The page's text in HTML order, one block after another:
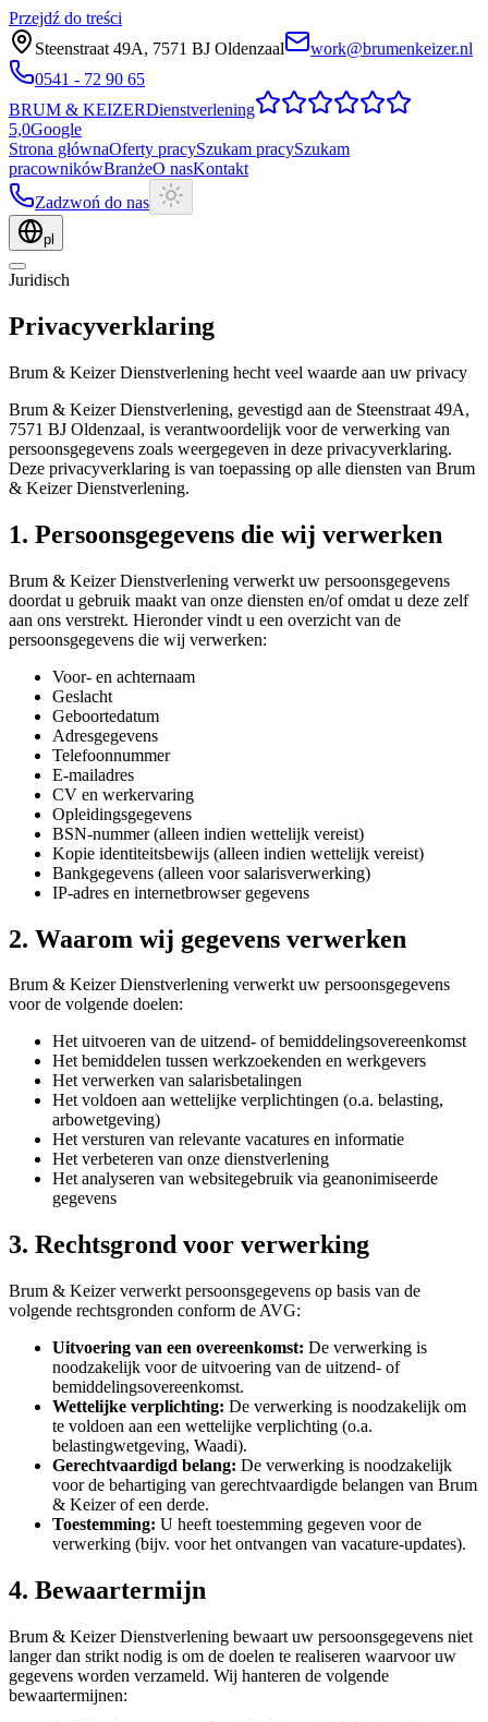
Przejdź do treści
Steenstraat 49A, 7571 BJ Oldenzaal
work@brumenkeizer.nl
0541 - 72 90 65
BRUM & KEIZERDienstverlening
5,0Google
Strona głównaOferty pracySzukam pracySzukam
pracownikówBranżeO nasKontakt
Zadzwoń do nas
pl
Juridisch
Privacyverklaring
Brum & Keizer Dienstverlening hecht veel waarde aan uw privacy
Brum & Keizer Dienstverlening, gevestigd aan de Steenstraat 49A,
7571 BJ Oldenzaal, is verantwoordelijk voor de verwerking van
persoonsgegevens zoals weergegeven in deze privacyverklaring.
Deze privacyverklaring is van toepassing op alle diensten van Brum
& Keizer Dienstverlening.
1. Persoonsgegevens die wij verwerken
Brum & Keizer Dienstverlening verwerkt uw persoonsgegevens
doordat u gebruik maakt van onze diensten en/of omdat u deze zelf
aan ons verstrekt. Hieronder vindt u een overzicht van de
persoonsgegevens die wij verwerken:
Voor- en achternaam
Geslacht
Geboortedatum
Adresgegevens
Telefoonnummer
E-mailadres
CV en werkervaring
Opleidingsgegevens
BSN-nummer (alleen indien wettelijk vereist)
Kopie identiteitsbewijs (alleen indien wettelijk vereist)
Bankgegevens (alleen voor salarisverwerking)
IP-adres en internetbrowser gegevens
2. Waarom wij gegevens verwerken
Brum & Keizer Dienstverlening verwerkt uw persoonsgegevens
voor de volgende doelen:
Het uitvoeren van de uitzend- of bemiddelingsovereenkomst
Het bemiddelen tussen werkzoekenden en werkgevers
Het verwerken van salarisbetalingen
Het voldoen aan wettelijke verplichtingen (o.a. belasting,
arbowetgeving)
Het versturen van relevante vacatures en informatie
Het verbeteren van onze dienstverlening
Het analyseren van websitegebruik via geanonimiseerde
gegevens
3. Rechtsgrond voor verwerking
Brum & Keizer verwerkt persoonsgegevens op basis van de
volgende rechtsgronden conform de AVG:
Uitvoering van een overeenkomst: De verwerking is
noodzakelijk voor de uitvoering van de uitzend- of
bemiddelingsovereenkomst.
Wettelijke verplichting: De verwerking is noodzakelijk om
te voldoen aan een wettelijke verplichting (o.a.
belastingwetgeving, Waadi).
Gerechtvaardigd belang: De verwerking is noodzakelijk
voor de behartiging van gerechtvaardigde belangen van Brum
& Keizer of een derde.
Toestemming: U heeft toestemming gegeven voor de
verwerking (bijv. voor het ontvangen van vacature-updates).
4. Bewaartermijn
Brum & Keizer Dienstverlening bewaart uw persoonsgegevens niet
langer dan strikt nodig is om de doelen te realiseren waarvoor uw
gegevens worden verzameld. Wij hanteren de volgende
bewaartermijnen: